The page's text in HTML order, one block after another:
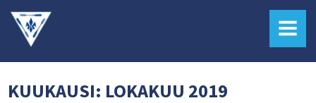
MENU
KUUKAUSI: LOKAKUU 2019